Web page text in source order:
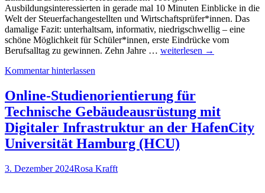
Ausbildungsinteressierten in gerade mal 10 Minuten Einblicke in die
Welt der Steuerfachangestellten und Wirtschaftsprüfer*innen. Das
damalige Fazit: unterhaltsam, informativ, niedrigschwellig – eine
schöne Möglichkeit für Schüler*innen, erste Eindrücke vom
Berufsalltag zu gewinnen. Zehn Jahre … Jobsimulator
für
Wirtschaftsprüfer
und
Steuerfachangestellte
jetzt
in
weiterlesen →
Kommentar hinterlassen
Online-Studienorientierung für
Technische Gebäudeausrüstung mit
Digitaler Infrastruktur an der HafenCity
Universität Hamburg (HCU)
3. Dezember 2024Rosa Krafft